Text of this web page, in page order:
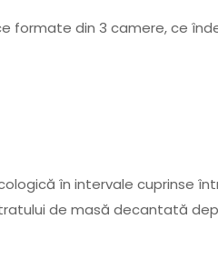
formate din 3 camere, ce
în intervale cuprinse
de masă decantată